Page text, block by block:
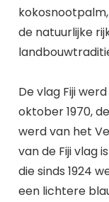
de natuurlijke
De vlag Fiji
oktober 1970,
werd van het
van de Fiji vlag
die sinds 1924
een lichtere